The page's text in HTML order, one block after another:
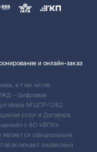
и онлайн-заказ
в том числе
– Цифровые
№ ЦПР-1282
услуг и Договора
c АО «ФПК»
официальным
включает сервисный